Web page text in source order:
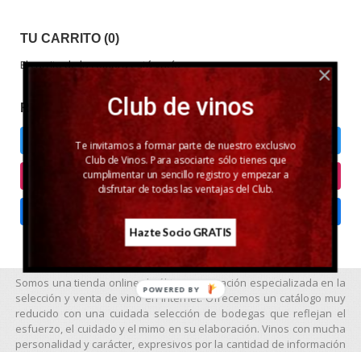
TU CARRITO (0)
El carrito de la compra está vacío
REDES SOCIALES
Twitter
Instagram
Somos una tienda online de última generación especializada en la
selección y venta de vino en internet. Ofrecemos un catálogo muy
reducido con una cuidada selección de bodegas que reflejan el
esfuerzo, el cuidado y el mimo en su elaboración. Vinos con mucha
personalidad y carácter, expresivos por la cantidad de información
Club de vinos
Te invitamos a formar parte de nuestro exclusivo
Club de Vinos. Para asociarte sólo tienes que
cumplimentar un sencillo registro y empezar a
disfrutar de todas las ventajas del Club.
Hazte Socio GRATIS
POWERED BY